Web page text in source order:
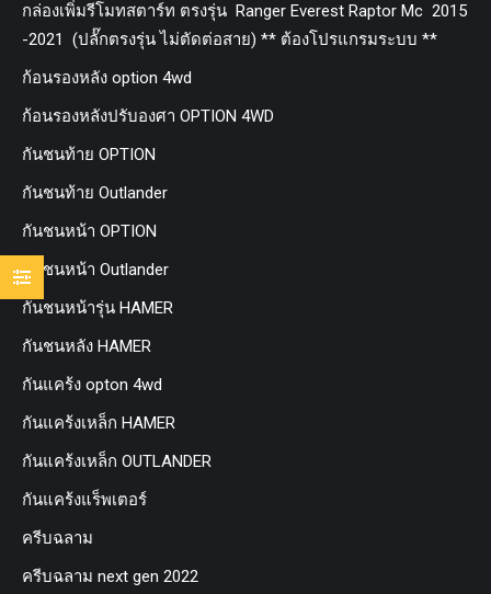
กล่องเพิ่มรีโมทสตาร์ท ตรงรุ่น Ranger Everest Raptor Mc 2015
-2021 (ปลั๊กตรงรุ่น ไม่ตัดต่อสาย) ** ต้องโปรแกรมระบบ **
ก้อนรองหลัง option 4wd
ก้อนรองหลังปรับองศา OPTION 4WD
กันชนท้าย OPTION
กันชนท้าย Outlander
กันชนหน้า OPTION
กันชนหน้า Outlander
กันชนหน้ารุ่น HAMER
กันชนหลัง HAMER
กันแคร้ง opton 4wd
กันแคร้งเหล็ก HAMER
กันแคร้งเหล็ก OUTLANDER
กันแคร้งแร็พเตอร์
ครีบฉลาม
ครีบฉลาม next gen 2022